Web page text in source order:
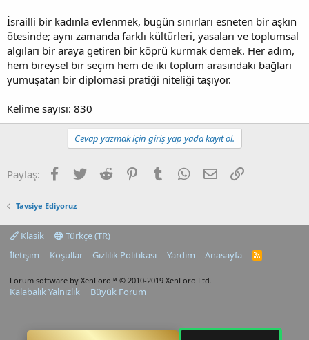
İsrailli bir kadınla evlenmek, bugün sınırları esneten bir aşkın
ötesinde; aynı zamanda farklı kültürleri, yasaları ve toplumsal
algıları bir araya getiren bir köprü kurmak demek. Her adım,
hem bireysel bir seçim hem de iki toplum arasındaki bağları
yumuşatan bir diplomasi pratiği niteliği taşıyor.
Kelime sayısı: 830
Cevap yazmak için giriş yap yada kayıt ol.
Paylaş: Facebook
TwitterReddit PinterestTumblrWhatsApp
E-postaLink
Tavsiye Ediyoruz
Klasik
Türkçe (TR)
İletişim
Koşullar Gizlilik Politikası Yardım Anasayfa
R
Forum software by XenForo™ © 2010-2019 XenForo Ltd.
Kalabalık Yalnızlık Büyük Forum